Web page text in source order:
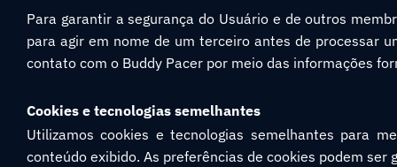
Para garantir a segurança do Usuário e de outros
para agir em nome de um terceiro antes de processar
contato com o Buddy Pacer por meio das informações
Cookies e tecnologias semelhantes
Utilizamos cookies e tecnologias semelhantes para
conteúdo exibido. As preferências de cookies podem ser